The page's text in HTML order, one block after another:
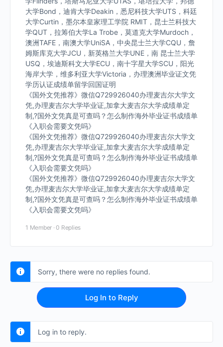
大学Bond，迪肯大学Deakin，悉尼科技大学UTS，科廷
大学Curtin，墨尔本皇家理工学院 RMIT，昆士兰科技大
学QUT，拉筹伯大学La Trobe，莫道克大学Murdoch，
澳洲TAFE，南澳大学UniSA，中央昆士兰大学CQU，詹
姆斯库克大学JCU，新英格兰大学UNE，南 昆士兰大学
USQ，埃迪斯科文大学ECU，南十字星大学SCU，阳光
海岸大学，维多利亚大学Victoria，办理澳洲毕业证文凭
学历认证成绩单留学回国证明
《国外文凭推荐》微信Q729926040办理麦吉尔大学文
凭,办理麦吉尔大学毕业证,加拿大麦吉尔大学成绩单定
制,?国外文凭真是可查吗？怎么制作海外毕业证书成绩单
《入职会需要文凭吗》
《国外文凭推荐》微信Q729926040办理麦吉尔大学文
凭,办理麦吉尔大学毕业证,加拿大麦吉尔大学成绩单定
制,?国外文凭真是可查吗？怎么制作海外毕业证书成绩单
《入职会需要文凭吗》
《国外文凭推荐》微信Q729926040办理麦吉尔大学文
凭,办理麦吉尔大学毕业证,加拿大麦吉尔大学成绩单定
制,?国外文凭真是可查吗？怎么制作海外毕业证书成绩单
《入职会需要文凭吗》
1 Member · 0 Replies
Sorry, there were no replies found.
Log In to Reply
Log in to reply.